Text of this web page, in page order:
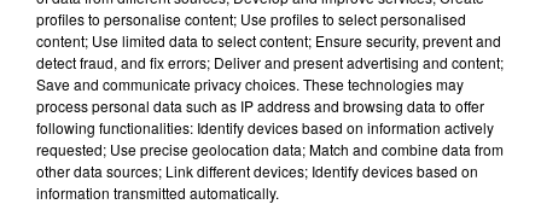
Ardennes - 4 personnes transportées à l'hôpital
après une collision...
profiles to personalise content; Use profiles to select personalised
content; Use limited data to select content; Ensure security, prevent and
detect fraud, and fix errors; Deliver and present advertising and content;
Save and communicate privacy choices. These technologies may
process personal data such as IP address and browsing data to offer
following functionalities: Identify devices based on information actively
requested; Use precise geolocation data; Match and combine data from
other data sources; Link different devices; Identify devices based on
information transmitted automatically.